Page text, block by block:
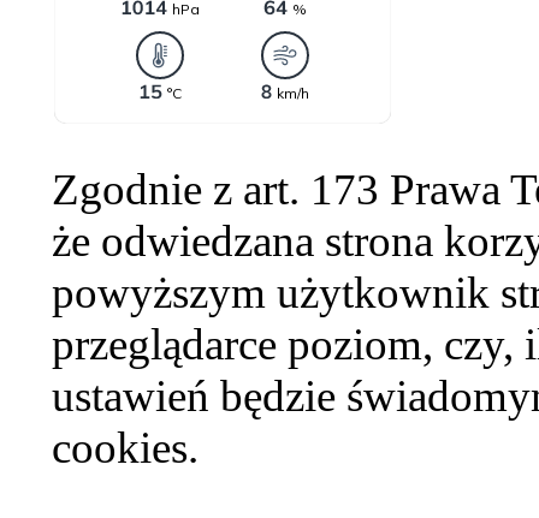
Zgodnie z art. 173 Prawa
że odwiedzana strona
powyższym użytkownik
przeglądarce poziom,
ustawień będzie
cookies.